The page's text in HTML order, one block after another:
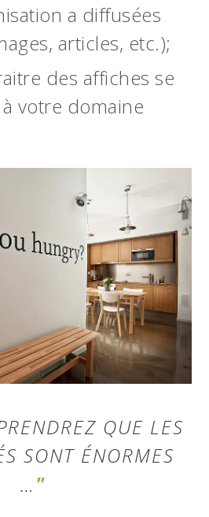
a diffusées
articles, etc.);
des affiches se
votre domaine
QUE LES
SONT ÉNORMES
…